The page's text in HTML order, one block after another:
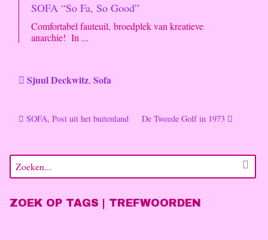
SOFA “So Fa, So Good”
Comfortabel fauteuil, broedplek van kreatieve
anarchie! In ...
Sjuul Deckwitz, Sofa
SOFA, Post uit het buitenland De Tweede Golf in 1973
ZOEK OP TAGS | TREFWOORDEN